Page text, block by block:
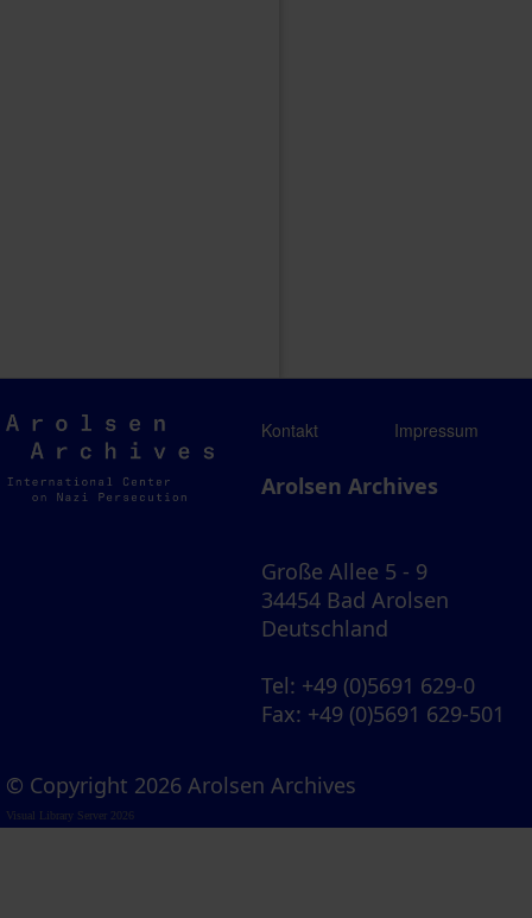
Arolsen
Archives
Kontakt Impressum
Arolsen Archives
Große Allee 5 - 9
34454 Bad Arolsen
Deutschland
Tel: +49 (0)5691 629-0
Fax: +49 (0)5691 629-501
© Copyright 2026 Arolsen Archives
Visual Library Server 2026